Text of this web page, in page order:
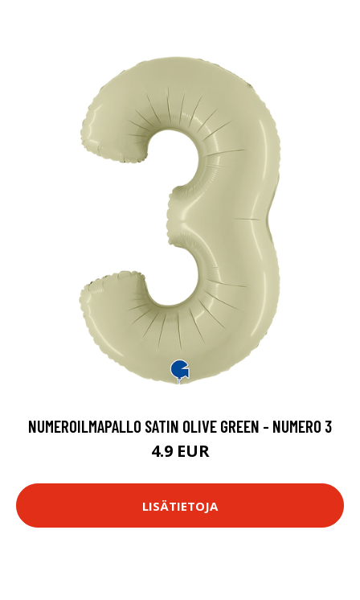
NUMEROILMAPALLO SATIN OLIVE GREEN - NUMERO 3
4.9 EUR
LISÄTIETOJA